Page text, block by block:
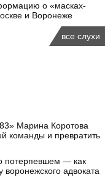
о «масках-
и Воронеже
все слухи
Марина Коротова
команды и превратить
потерпевшем — как
адвоката